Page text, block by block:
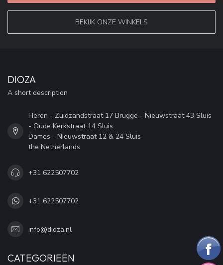
BEKIJK ONZE WINKELS
DIOZA
A short description
Heren - Zuidzandstraat 17 Brugge - Nieuwstraat 43 Sluis
- Oude Kerkstraat 14 Sluis
Dames - Nieuwstraat 12 & 24 Sluis
the Netherlands
+31 622507702
+31 622507702
info@dioza.nl
CATEGORIEËN